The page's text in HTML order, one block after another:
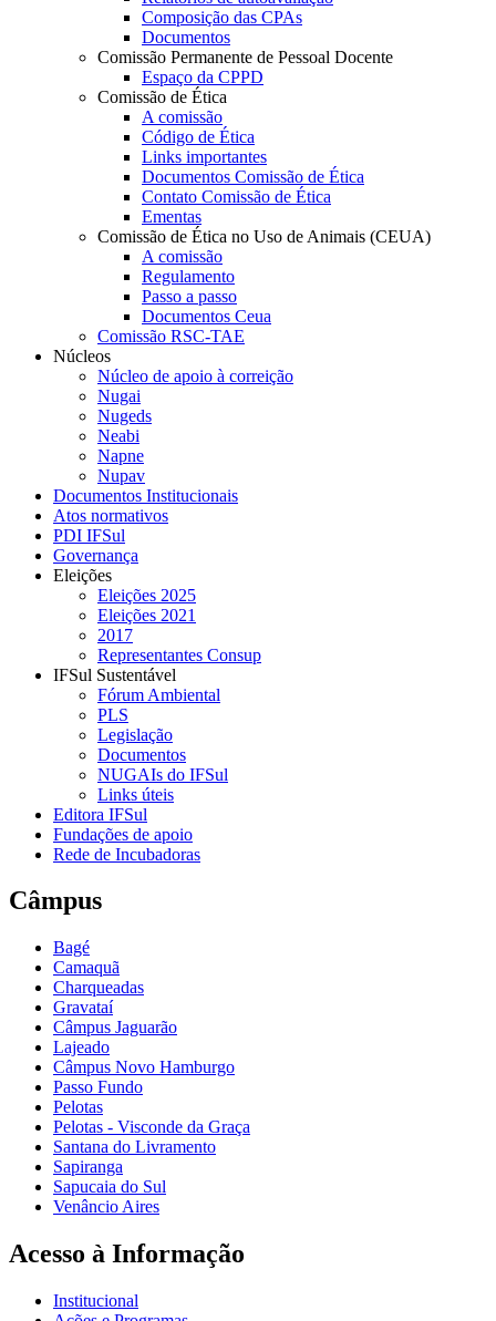
Composição das CPAs
Documentos
Comissão Permanente de Pessoal Docente
Espaço da CPPD
Comissão de Ética
A comissão
Código de Ética
Links importantes
Documentos Comissão de Ética
Contato Comissão de Ética
Ementas
Comissão de Ética no Uso de Animais (CEUA)
A comissão
Regulamento
Passo a passo
Documentos Ceua
Comissão RSC-TAE
Núcleos
Núcleo de apoio à correição
Nugai
Nugeds
Neabi
Napne
Nupav
Documentos Institucionais
Atos normativos
PDI IFSul
Governança
Eleições
Eleições 2025
Eleições 2021
2017
Representantes Consup
IFSul Sustentável
Fórum Ambiental
PLS
Legislação
Documentos
NUGAIs do IFSul
Links úteis
Editora IFSul
Fundações de apoio
Rede de Incubadoras
Câmpus
Bagé
Camaquã
Charqueadas
Gravataí
Câmpus Jaguarão
Lajeado
Câmpus Novo Hamburgo
Passo Fundo
Pelotas
Pelotas - Visconde da Graça
Santana do Livramento
Sapiranga
Sapucaia do Sul
Venâncio Aires
Acesso à Informação
Institucional